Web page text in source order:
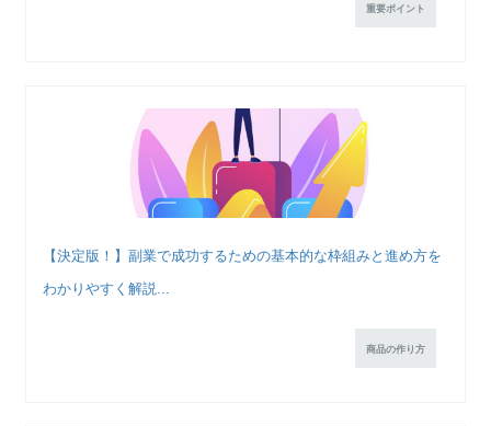
重要ポイント
【決定版！】副業で成功するための基本的な枠組みと進め方を
わかりやすく解説...
商品の作り方